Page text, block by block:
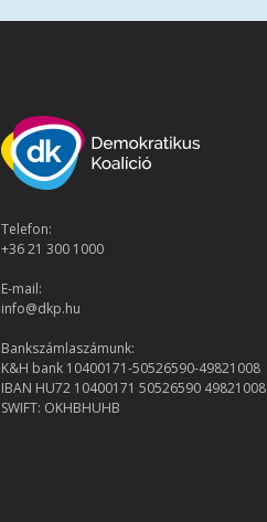
Telefon:
+36 21 300 1000
E-mail:
info@dkp.hu
Bankszámlaszámunk:
K&H bank 10400171-50526590-49821008
IBAN HU72 10400171 50526590 49821008
SWIFT: OKHBHUHB